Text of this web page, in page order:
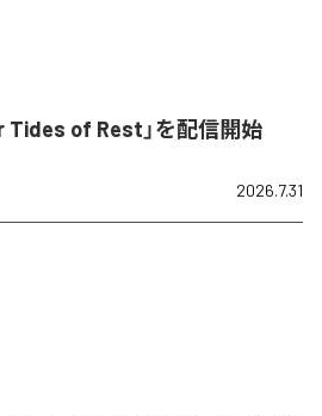
Tides of Rest」を配信開始
2026.7.31